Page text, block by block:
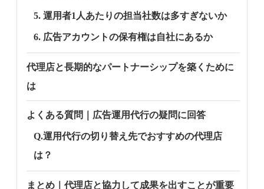
5. 運用者1人あたりの担当社数は多すぎないか
6. 広告アカウントの保有権は自社にあるか
代理店と長期的なパートナーシップを築くために
は
よくある質問｜広告運用代行の疑問に回答
Q.運用代行の切り替え先でおすすめの代理店
は？
まとめ｜代理店と協力して成果を出すことが重要